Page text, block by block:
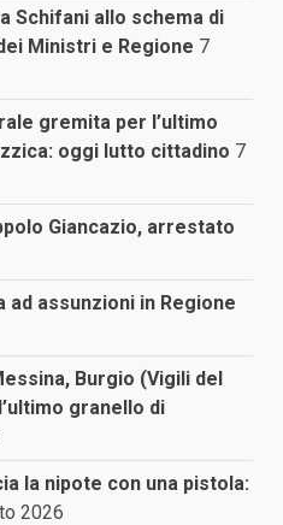
Schifani allo schema di
Ministri e Regione 7
gremita per l’ultimo
oggi lutto cittadino 7
Giancazio, arrestato
ad assunzioni in Regione
Burgio (Vigili del
granello di
la nipote con una pistola:
2026